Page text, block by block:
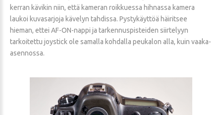
kerran kävikin niin, että kameran roikkuessa hihnassa kamera
laukoi kuvasarjoja kävelyn tahdissa. Pystykäyttöä häiritsee
hieman, ettei AF-ON-nappi ja tarkennuspisteiden siirtelyyn
tarkoitettu joystick ole samalla kohdalla peukalon alla, kuin vaaka-
asennossa.